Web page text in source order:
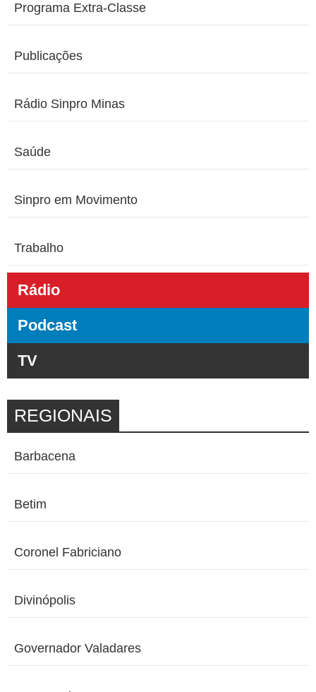
Programa Extra-Classe
Publicações
Rádio Sinpro Minas
Saúde
Sinpro em Movimento
Trabalho
Rádio
Podcast
TV
REGIONAIS
Barbacena
Betim
Coronel Fabriciano
Divinópolis
Governador Valadares